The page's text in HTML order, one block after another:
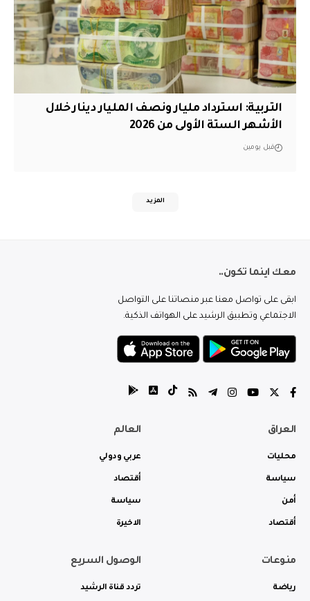
التربية: استرداد مليار ونصف المليار دينار خلال
الأشهر الستة الأولى من 2026
قبل يومين
المزيد
معك اينما تكون..
ابقى على تواصل معنا عبر منصاتنا على التواصل
الاجتماعي وتطبيق الرشيد على الهواتف الذكية.
العراق
محليات
سياسة
أمن
أقتصاد
العالم
عربي ودولي
أقتصاد
سياسة
الاخيرة
منوعات
رياضة
الوصول السريع
تردد قناة الرشيد